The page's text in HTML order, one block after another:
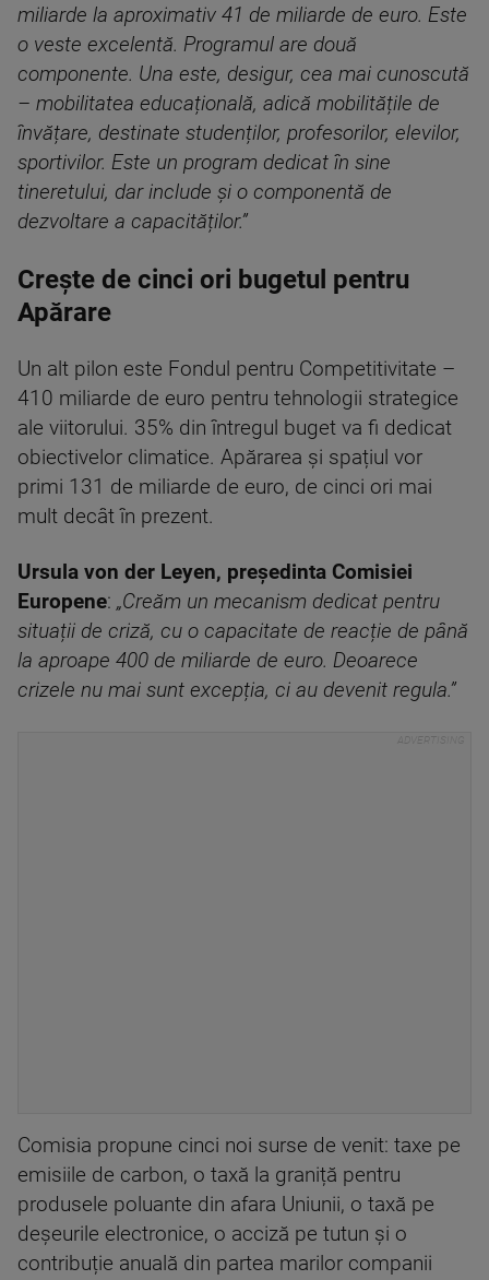
miliarde la aproximativ 41 de miliarde de euro. Este
o veste excelentă. Programul are două
componente. Una este, desigur, cea mai cunoscută
– mobilitatea educațională, adică mobilitățile de
învățare, destinate studenților, profesorilor, elevilor,
sportivilor. Este un program dedicat în sine
tineretului, dar include și o componentă de
dezvoltare a capacităților.”
Crește de cinci ori bugetul pentru
Apărare
Un alt pilon este Fondul pentru Competitivitate –
410 miliarde de euro pentru tehnologii strategice
ale viitorului. 35% din întregul buget va fi dedicat
obiectivelor climatice. Apărarea și spațiul vor
primi 131 de miliarde de euro, de cinci ori mai
mult decât în prezent.
Ursula von der Leyen, președinta Comisiei
Europene: „Creăm un mecanism dedicat pentru
situații de criză, cu o capacitate de reacție de până
la aproape 400 de miliarde de euro. Deoarece
crizele nu mai sunt excepția, ci au devenit regula.”
Comisia propune cinci noi surse de venit: taxe pe
emisiile de carbon, o taxă la graniță pentru
produsele poluante din afara Uniunii, o taxă pe
deșeurile electronice, o acciză pe tutun și o
contribuție anuală din partea marilor companii